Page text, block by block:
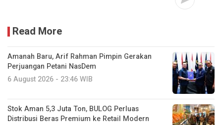
Read More
Amanah Baru, Arif Rahman Pimpin Gerakan
Perjuangan Petani NasDem
6 August 2026 - 23:46 WIB
Stok Aman 5,3 Juta Ton, BULOG Perluas
Distribusi Beras Premium ke Retail Modern